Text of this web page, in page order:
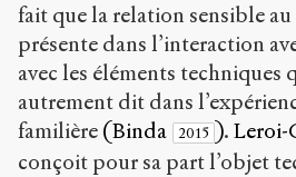
fait que la relation sensible au
présente dans l’interaction
avec les éléments techniques
autrement dit dans
familière (Binda 2015 ). Leroi-
conçoit pour sa part l’objet